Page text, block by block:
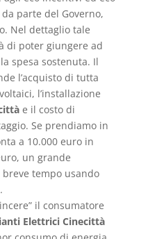
parte del Governo,
Nel dettaglio tale
di poter giungere ad
spesa sostenuta. Il
l’acquisto di tutta
l’installazione
e il costo di
Se prendiamo in
a 10.000 euro in
un grande
tempo usando
il consumatore
Elettrici Cinecittà